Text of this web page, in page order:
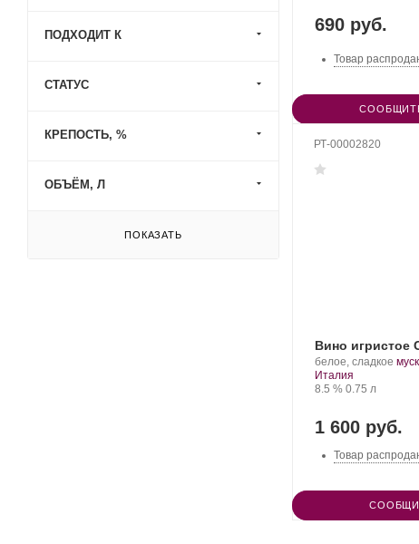
690 руб.
Товар
РТ-00002820
Вино
белое, сладкое .
Регион:
Италия
Крепость
8.5 %. Объем
0.75 л
1 600 руб.
Товар
ПОДХОДИТ К
СТАТУС
КРЕПОСТЬ, %
ОБЪЁМ, Л
ПОКАЗАТЬ